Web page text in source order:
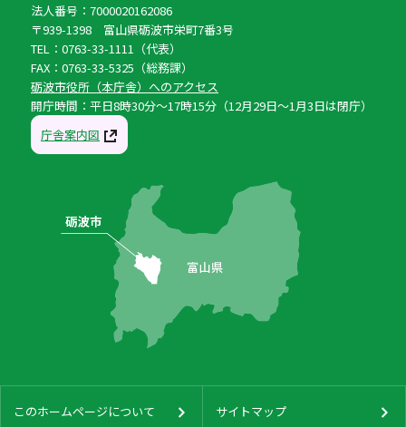
法人番号：7000020162086
〒939-1398 富山県砺波市栄町7番3号
TEL：0763-33-1111（代表）
FAX：0763-33-5325（総務課）
砺波市役所（本庁舎）へのアクセス
開庁時間：平日8時30分〜17時15分（12月29日〜1月3日は閉庁）
庁舎案内図
このホームページについて サイトマップ